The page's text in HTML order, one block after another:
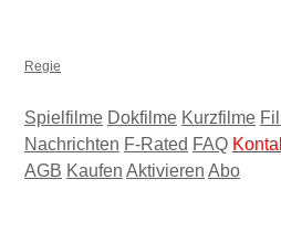
Regie
Spielfilme Dokfilme Kurzfilme
Nachrichten F-Rated FAQ
AGB Kaufen Aktivieren Abo